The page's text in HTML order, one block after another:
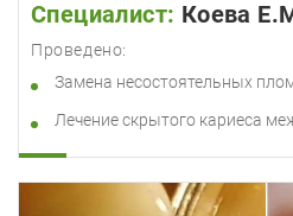
Специалист: Коева
Проведено:
Замена несостоятельных
Лечение скрытого кариеса